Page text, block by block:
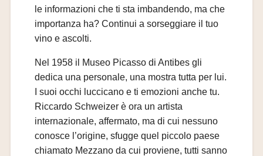
le informazioni che ti sta imbandendo, ma che
importanza ha? Continui a sorseggiare il tuo
vino e ascolti.
Nel 1958 il Museo Picasso di Antibes gli
dedica una personale, una mostra tutta per lui.
I suoi occhi luccicano e ti emozioni anche tu.
Riccardo Schweizer è ora un artista
internazionale, affermato, ma di cui nessuno
conosce l’origine, sfugge quel piccolo paese
chiamato Mezzano da cui proviene, tutti sanno